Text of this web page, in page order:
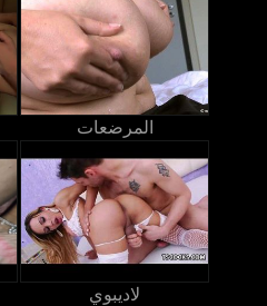
المرضعات
لاديبوي